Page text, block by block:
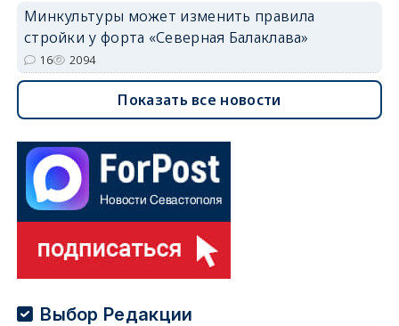
Минкультуры может изменить правила
стройки у форта «Северная Балаклава»
16 2094
Показать все новости
Выбор Редакции